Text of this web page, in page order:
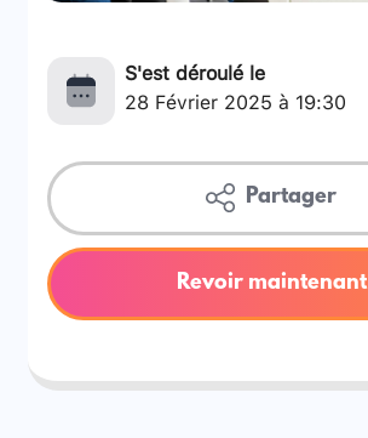
S'est déroulé le
28 Février 2025 à 19:30
Partager
Revoir maintenant